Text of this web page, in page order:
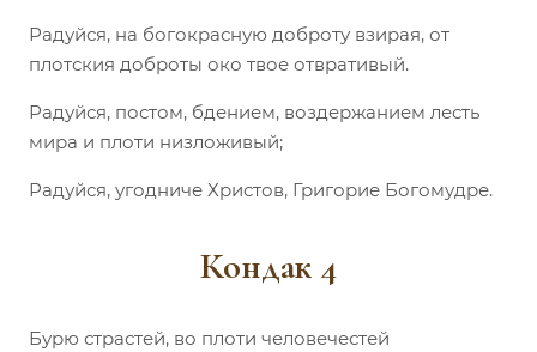
Радуйся, на богокрасную доброту взирая, от
плотския доброты око твое отвративый.
Радуйся, постом, бдением, воздержанием лесть
мира и плоти низложивый;
Радуйся, угодниче Христов, Григорие Богомудре.
Кондак 4
Бурю страстей, во плоти человечестей